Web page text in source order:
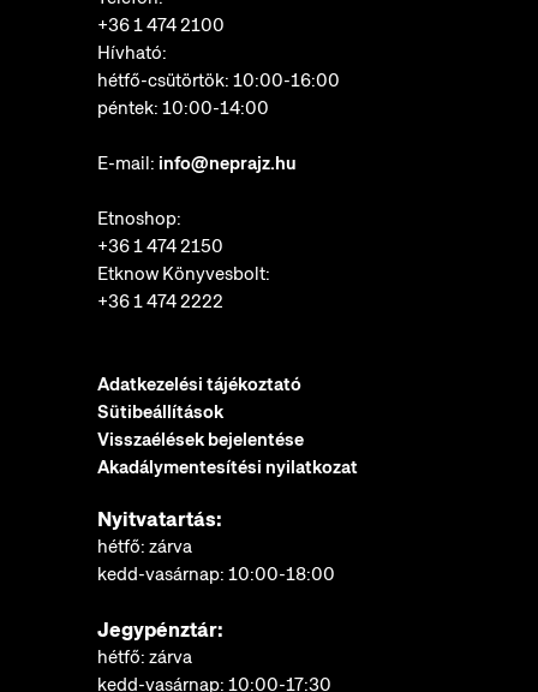
+36 1 474 2100
Hívható:
hétfő-csütörtök: 10:00-16:00
péntek: 10:00-14:00
E-mail: info@neprajz.hu
Etnoshop:
+36 1 474 2150
Etknow Könyvesbolt:
+36 1 474 2222
Adatkezelési tájékoztató
Sütibeállítások
Visszaélések bejelentése
Akadálymentesítési nyilatkozat
Nyitvatartás:
hétfő: zárva
kedd-vasárnap: 10:00-18:00
Jegypénztár:
hétfő: zárva
kedd-vasárnap: 10:00-17:30